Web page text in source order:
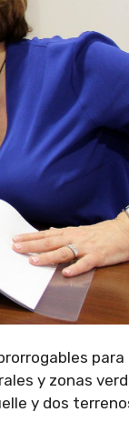
para
y zonas
y dos